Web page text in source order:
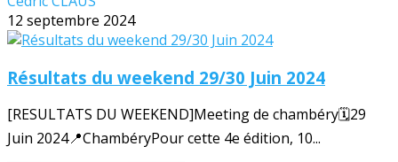
12 septembre 2024
Résultats du weekend 29/30 Juin 2024
[RESULTATS DU WEEKEND]Meeting de chambéry🗓️29
Juin 2024📍ChambéryPour cette 4e édition, 10...